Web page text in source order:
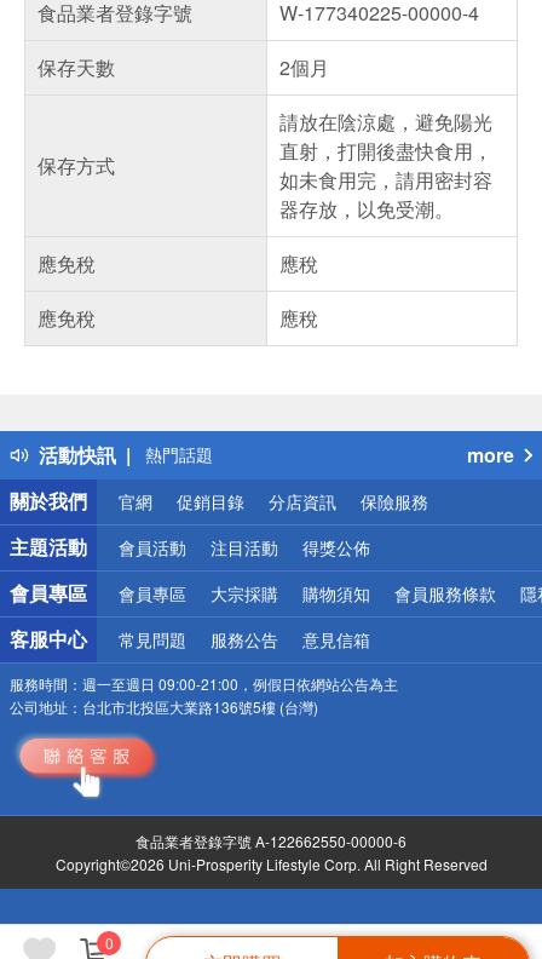
0
食品業者登錄字號
W-177340225-00000-4
保存天數
2個月
保存方式
請放在陰涼處，避免陽光
直射，打開後盡快食用，
如未食用完，請用密封容
器存放，以免受潮。
應免稅
應稅
應免稅
應稅
活動快訊
得獎公告
熱門話題
銀行優惠
偏遠地區配送
詐騙網頁！請小心！
more
關於我們
官網 促銷目錄 分店資訊 保險服務
主題活動 會員活動 注目活動 得獎公佈
會員專區 會員專區 大宗採購 購物須知 會員服務條款 隱
客服中心 常見問題 服務公告 意見信箱
服務時間： 週一至週日 09:00-21:00，例假日依網站公告為主
公司地址： 台北市北投區大業路136號5樓 (台灣)
食品業者登錄字號 A-122662550-00000-6
Copyright©2026 Uni-Prosperity Lifestyle Corp. All Right Reserved